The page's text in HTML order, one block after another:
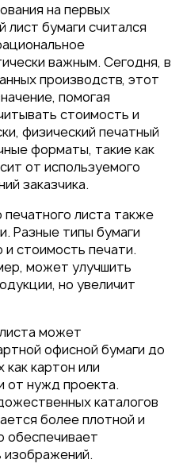
на первых
бумаги считался
важным. Сегодня, в
производств, этот
помогая
стоимость и
физический печатный
форматы, такие как
от используемого
заказчика.
листа также
Разные типы бумаги
и стоимость печати.
может улучшить
но увеличит
может
офисной бумаги до
как картон или
от нужд проекта.
каталогов
более плотной и
обеспечивает
изображений.